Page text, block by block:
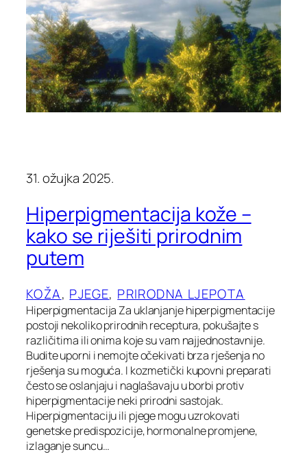
31. ožujka 2025.
Hiperpigmentacija kože –
kako se riješiti prirodnim
putem
KOŽA, PJEGE, PRIRODNA LJEPOTA
Hiperpigmentacija Za uklanjanje hiperpigmentacije
postoji nekoliko prirodnih receptura, pokušajte s
različitima ili onima koje su vam najjednostavnije.
Budite uporni i nemojte očekivati brza rješenja no
rješenja su moguća. I kozmetički kupovni preparati
često se oslanjaju i naglašavaju u borbi protiv
hiperpigmentacije neki prirodni sastojak.
Hiperpigmentaciju ili pjege mogu uzrokovati
genetske predispozicije, hormonalne promjene,
izlaganje suncu…